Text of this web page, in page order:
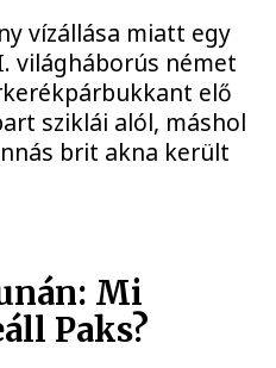
vízállása miatt egy
világháborús német
elő
sziklái alól, máshol
brit akna került
Mi
Paks?